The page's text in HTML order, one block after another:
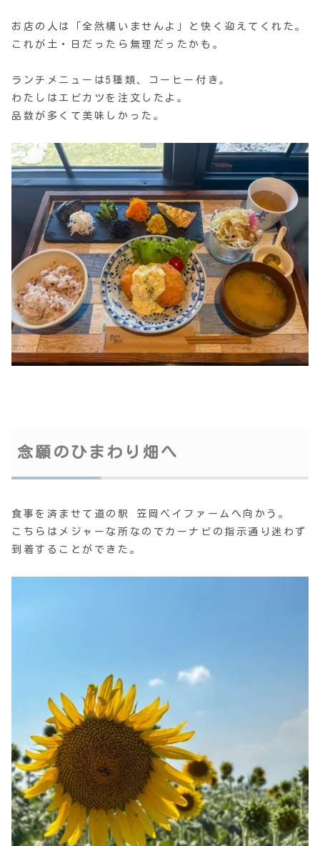
お店の人は「全然構いませんよ」と快く迎えてくれた。
これが土・日だったら無理だったかも。
ランチメニューは5種類、コーヒー付き。
わたしはエビカツを注文したよ。
品数が多くて美味しかった。
念願のひまわり畑へ
食事を済ませて道の駅 笠岡ベイファームへ向かう。
こちらはメジャーな所なのでカーナビの指示通り迷わず
到着することができた。